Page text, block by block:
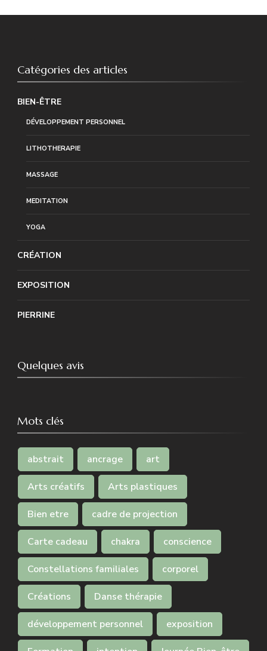
Catégories des articles
BIEN-ÊTRE
DÉVELOPPEMENT PERSONNEL
LITHOTHERAPIE
MASSAGE
MEDITATION
YOGA
CRÉATION
EXPOSITION
PIERRINE
Quelques avis
Mots clés
abstrait ancrage art
Arts créatifs Arts plastiques
Bien etre cadre de projection
Carte cadeau chakra conscience
Constellations familiales corporel
Créations Danse thérapie
développement personnel exposition